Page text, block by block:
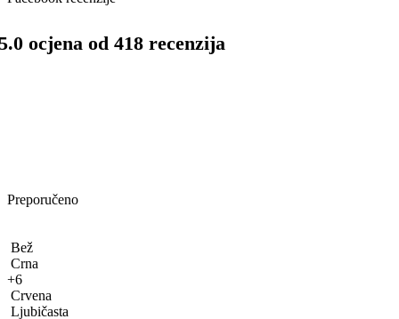
ocjena od 418 recenzija
Preporučeno
Bež
Crna
+6
Crvena
Ljubičasta